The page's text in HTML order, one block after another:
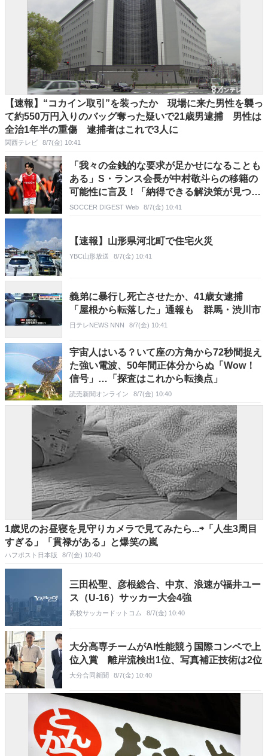
【速報】“コカイン取引”を装ったか 現場に来た男性を襲っ
て約550万円入りのバッグ奪った疑いで21歳男逮捕 男性は
全治1年半の重傷 逮捕者はこれで3人に
関西テレビ 8/7(金) 10:41
「我々の金銭的な要求が足かせになることも
ある」S・ランス会長が中村敬斗らの移籍の
可能性に言及！「納得できる解決策が見つか
らなければ…」
SOCCER DIGEST Web 8/7(金) 10:41
【速報】山形県河北町で住宅火災
YBC山形放送 8/7(金) 10:41
義弟に暴行し死亡させたか、41歳女逮捕
「屋根から転落した」通報も 群馬・渋川市
日テレNEWS NNN 8/7(金) 10:41
宇宙人はいる？いて座の方角から72秒間捉え
た強い電波、50年間正体分からぬ「Wow！
信号」…「探査はこれから転換点」
読売新聞オンライン 8/7(金) 10:40
1歳児のお昼寝を見守りカメラで見てみたら...⇨「人生3周目
すぎる」「貫禄がある」と爆笑の嵐
ハフポスト日本版 8/7(金) 10:40
三田松聖、彦根総合、中京、浪速が福井ユー
ス（U-16）サッカー大会4強
高校サッカードットコム 8/7(金) 10:40
大分高専チームがAI性能競う国際コンペで上
位入賞 離岸流検出1位、写真補正技術は2位
大分合同新聞 8/7(金) 10:40